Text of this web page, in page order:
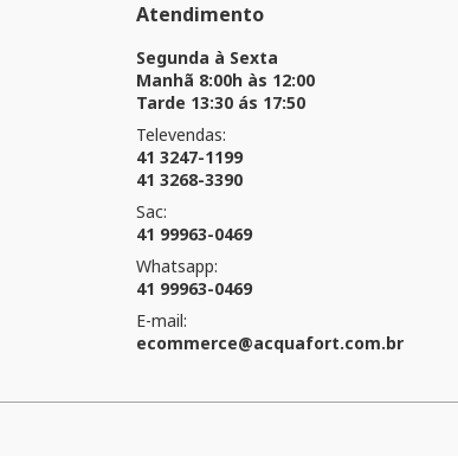
Atendimento
Segunda à Sexta
Manhã 8:00h às 12:00
Tarde 13:30 ás 17:50
Televendas:
41 3247-1199
41 3268-3390
Sac:
41 99963-0469
Whatsapp:
41 99963-0469
E-mail:
ecommerce@acquafort.com.br